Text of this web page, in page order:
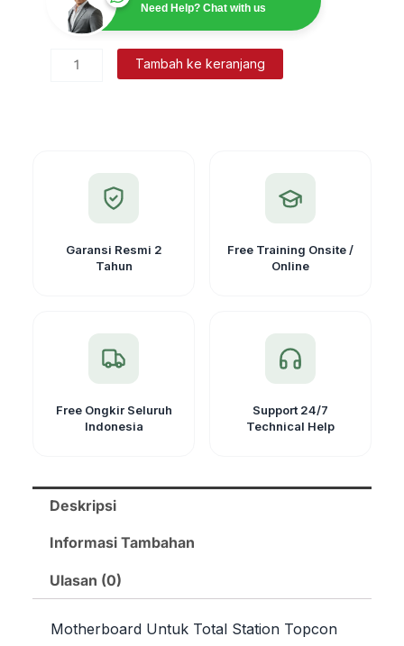
Need Help? Chat with us
Kuantitas
Motherboard
Tambah ke keranjang
Garansi Resmi 2
Tahun
Free Training Onsite /
Online
Free Ongkir Seluruh
Indonesia
Support 24/7
Technical Help
Deskripsi
Informasi Tambahan
Ulasan (0)
Motherboard Untuk Total Station Topcon